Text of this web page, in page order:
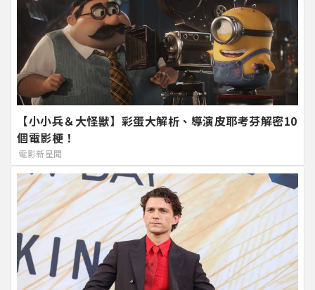
【小小兵＆大怪獸】彩蛋大解析、導演皮耶考芬解密10
個電影梗！
電影新星聞